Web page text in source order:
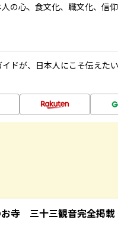
の心、食文化、職文化、信
ドが、日本人にこそ伝えた
寺 三十三観音完全掲